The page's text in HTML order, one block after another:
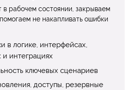
рабочем состоянии, закрываем
не накапливать ошибки
в логике, интерфейсах,
интеграциях
ключевых сценариев
доступы, резервные